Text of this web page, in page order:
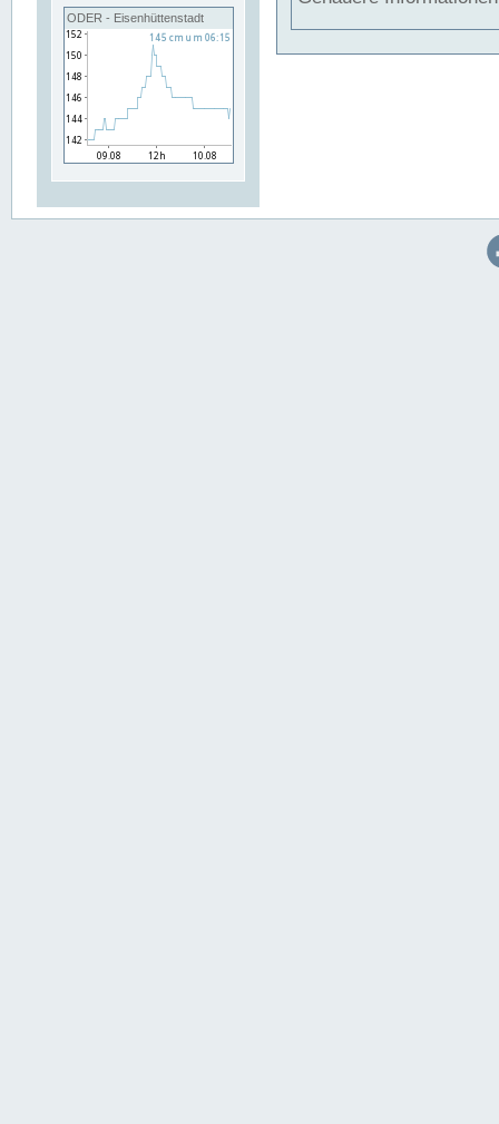
ODER - Eisenhüttenstadt